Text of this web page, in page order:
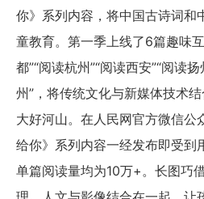
你》系列内容，将中国古诗词和
童教育。第一季上线了6篇趣味
都”“阅读杭州”“阅读西安”“阅读
州”，将传统文化与新媒体技术
大好河山。在人民网官方微信公
给你》系列内容一经发布即受到
单篇阅读量均为10万+。长图巧